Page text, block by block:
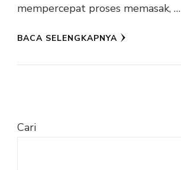
mempercepat proses memasak, …
BACA SELENGKAPNYA
Cari